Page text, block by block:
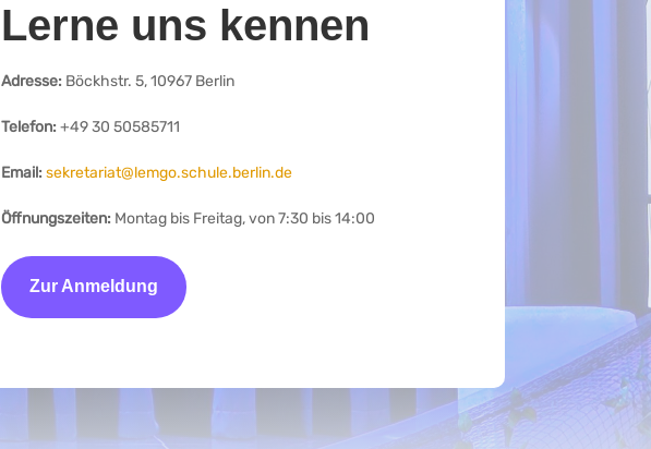
Lerne uns kennen
Adresse: Böckhstr. 5, 10967 Berlin
Telefon: +49 30 50585711
Email: sekretariat@lemgo.schule.berlin.de
Öffnungszeiten: Montag bis Freitag, von 7:30 bis 14:00
Zur Anmeldung